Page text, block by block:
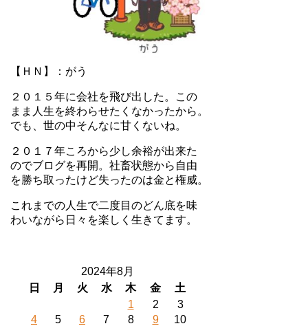
【ＨＮ】：がう
２０１５年に会社を飛び出した。この
まま人生を終わらせたくなかったから。
でも、世の中そんなに甘くないね。
２０１７年ころから少し余裕が出来た
のでブログを再開。社畜状態から自由
を勝ち取ったけど失ったのは金と権威。
これまでの人生で二度目のどん底を味
わいながら日々を楽しく生きてます。
2024年8月
日
月 火 水 木 金
土
1
2
3
4
5 6 7 8 9
10